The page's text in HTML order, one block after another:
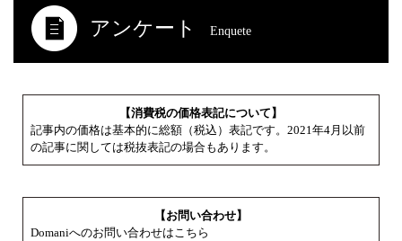
アンケート Enquete
【消費税の価格表記について】
記事内の価格は基本的に総額（税込）表記です。2021年4月以前
の記事に関しては税抜表記の場合もあります。
【お問い合わせ】
Domaniへのお問い合わせはこちら